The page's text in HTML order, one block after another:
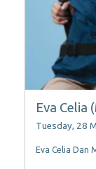
Eva Celia
Tuesday, 28
Eva Celia Dan